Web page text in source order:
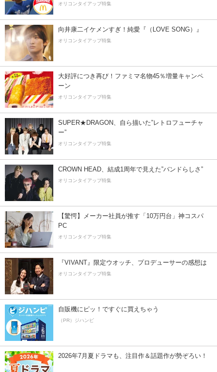
オリコンタイアップ特集
向井康二イケメンすぎ！純愛『（LOVE SONG）』
オリコンタイアップ特集
大好評につき再び！ファミマ名物45％増量キャンペ
ーン
オリコンタイアップ特集
SUPER★DRAGON、自ら描いた”レトロフューチャ
ー”
オリコンタイアップ特集
CROWN HEAD、結成1周年で見えた”バンドらしさ”
オリコンタイアップ特集
【驚愕】メーカー社員が推す「10万円台」神コスパ
PC
オリコンタイアップ特集
『VIVANT』限定ウオッチ、プロデューサーの感想は
オリコンタイアップ特集
自販機にピッ！ですぐに買えちゃう
（PR）ジハンピ
2026年7月夏ドラマも、注目作＆話題作が勢ぞろい！